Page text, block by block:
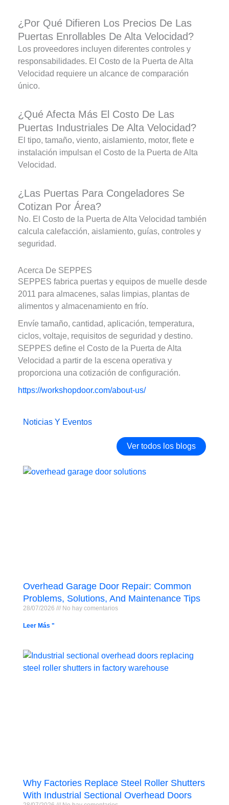
¿Por Qué Difieren Los Precios De Las
Puertas Enrollables De Alta Velocidad?
Los proveedores incluyen diferentes controles y
responsabilidades. El Costo de la Puerta de Alta
Velocidad requiere un alcance de comparación
único.
¿Qué Afecta Más El Costo De Las
Puertas Industriales De Alta Velocidad?
El tipo, tamaño, viento, aislamiento, motor, flete e
instalación impulsan el Costo de la Puerta de Alta
Velocidad.
¿Las Puertas Para Congeladores Se
Cotizan Por Área?
No. El Costo de la Puerta de Alta Velocidad también
calcula calefacción, aislamiento, guías, controles y
seguridad.
Acerca De SEPPES
SEPPES fabrica puertas y equipos de muelle desde
2011 para almacenes, salas limpias, plantas de
alimentos y almacenamiento en frío.
Envíe tamaño, cantidad, aplicación, temperatura,
ciclos, voltaje, requisitos de seguridad y destino.
SEPPES define el Costo de la Puerta de Alta
Velocidad a partir de la escena operativa y
proporciona una cotización de configuración.
https://workshopdoor.com/about-us/
Noticias Y Eventos
Ver todos los blogs
Overhead Garage Door Repair: Common
Problems, Solutions, And Maintenance Tips
28/07/2026 No hay comentarios
Leer Más "
Why Factories Replace Steel Roller Shutters
With Industrial Sectional Overhead Doors